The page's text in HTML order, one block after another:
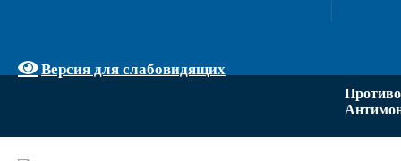
Версия для слабовидящих